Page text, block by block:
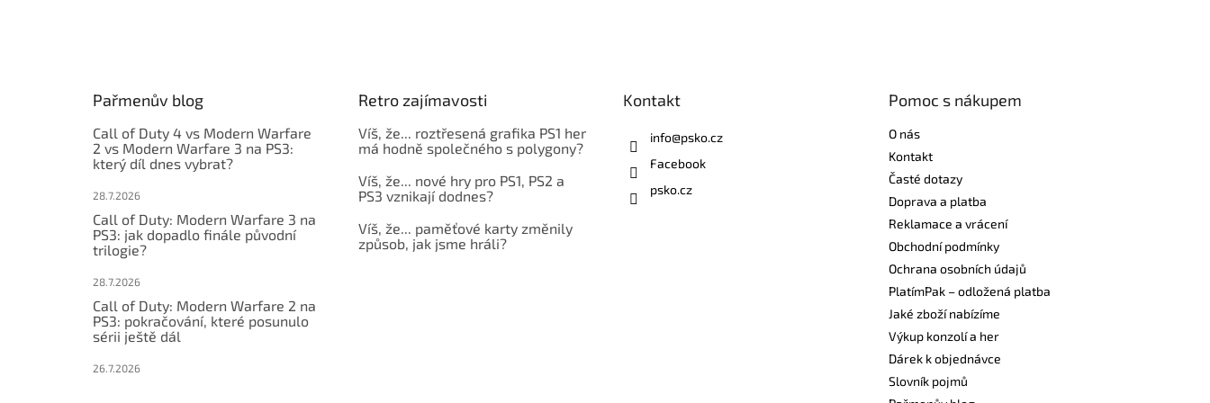
Pařmenův blog
Call of Duty 4 vs Modern Warfare
2 vs Modern Warfare 3 na PS3:
který díl dnes vybrat?
28.7.2026
Call of Duty: Modern Warfare 3 na
PS3: jak dopadlo finále původní
trilogie?
28.7.2026
Call of Duty: Modern Warfare 2 na
PS3: pokračování, které posunulo
sérii ještě dál
26.7.2026
Retro zajímavosti
Víš, že... roztřesená grafika PS1 her
má hodně společného s polygony?
Víš, že... nové hry pro PS1, PS2 a
PS3 vznikají dodnes?
Víš, že... paměťové karty změnily
způsob, jak jsme hráli?
Kontakt
info@psko.cz
Facebook
psko.cz
Pomoc s nákupem
O nás
Kontakt
Časté dotazy
Doprava a platba
Reklamace a vrácení
Obchodní podmínky
Ochrana osobních údajů
PlatímPak – odložená platba
Jaké zboží nabízíme
Výkup konzolí a her
Dárek k objednávce
Slovník pojmů